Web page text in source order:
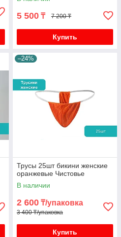
5 500 ₸ 7 200 ₸
Купить
–24%
Трусы 25шт бикини женские
оранжевые Чистовье
В наличии
2 600 ₸/упаковка
3 400 ₸/упаковка
Купить